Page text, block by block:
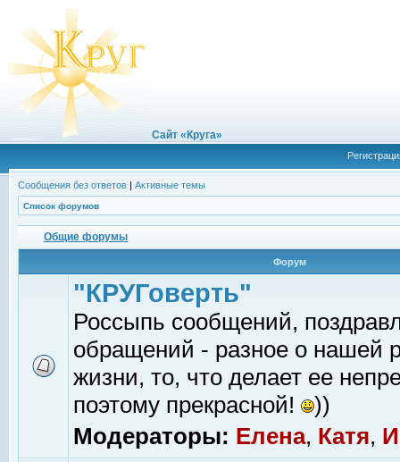
Сайт «Круга»
Сообщения без ответов | Активные темы
Список форумов
Общие форумы
Форум
"КРУГоверть"
Россыпь сообщений,
обращений - разное о нашей
жизни, то, что делает ее
поэтому прекрасной!
))
Модераторы: Елена, Катя,